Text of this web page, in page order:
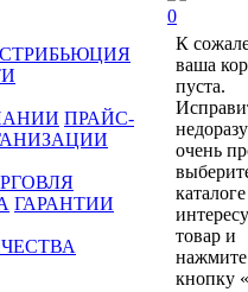
ПРАЙС-
ГАРАНТИИ
0
К
ваша
пуста.
очень
каталоге
товар и
нажмите
кнопку